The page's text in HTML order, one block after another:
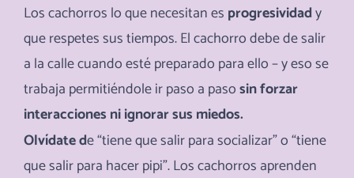
Los cachorros lo que necesitan es progresividady
que respetes sus tiempos. El cachorro debe de salir
a la calle cuando esté preparado para ello – y eso se
trabaja permitiéndole ir paso a pasosin forzar
interacciones ni ignorar sus miedos.
Olvídate de “tiene que salir para socializar” o “tiene
que salir para hacer pipi”. Los cachorros aprenden